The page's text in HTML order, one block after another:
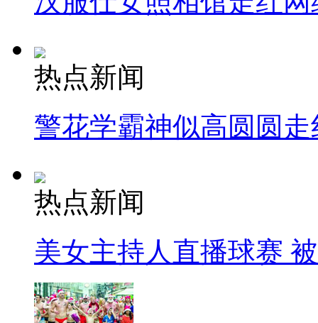
热点新闻
警花学霸神似高圆圆走
热点新闻
美女主持人直播球赛